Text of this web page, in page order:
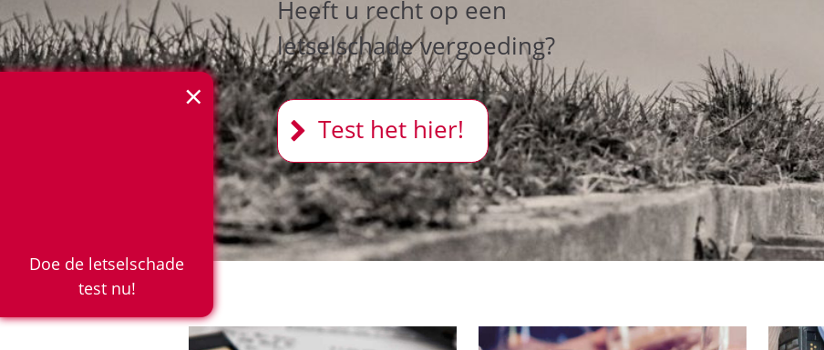
Heeft u recht op een
letselschade vergoeding?
Test het hier!
Doe de letselschade
test nu!
×